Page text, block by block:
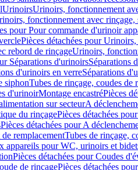
UrinoirsUrinoirs, fonctionnement
fonctionnement avec rinçage,
pour Pour commande d'urinoir
Pièces détachées pour
rebord de rinçageUrinoirs,
Séparations d'urinoirsSéparations
d'urinoirs en verreSéparations
siphonTubes de rinçage, coudes de
d'urinoirMontage encastréPièces
sur secteurA
du rinçagePièces détachées
Pièces détachées pour A
remplacementTubes de rinçage,
appareils pour WC, urinoirs et
Pièces détachées pour Coudes
de rinçagePièces détachées